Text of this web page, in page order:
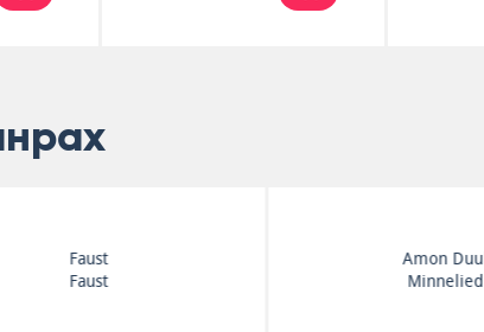
Faust
Faust
Amon Duul
Minnelied